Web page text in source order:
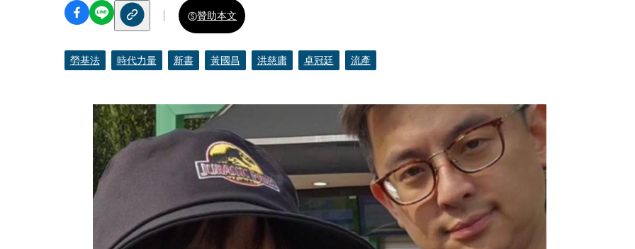
贊助本文
勞基法 時代力量 新書 黃國昌 洪慈庸 卓冠廷 流產